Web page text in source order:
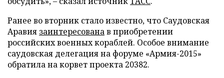
Ранее во вторник стало известно, что Саудовская
Аравия заинтересованав приобретении
российских военных кораблей. Особое внимание
саудовская делегация на форуме «Армия-2015»
обратила на корвет проекта 20382.